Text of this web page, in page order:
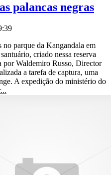
palancas negras
no parque da Kangandala em
criado nessa reserva
por Waldemiro Russo, Director
a tarefa de captura, uma
A expedição do ministério do